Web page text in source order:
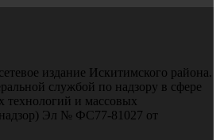
издание Искитимского района.
службой по надзору в сфере
технологий и массовых
Эл № ФС77-81027 от